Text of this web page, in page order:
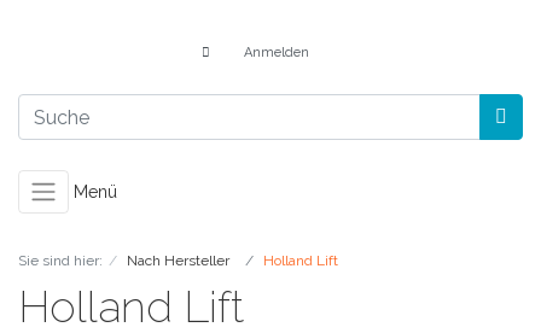
Anmelden
Menü
Sie sind hier: Nach Hersteller Holland Lift
Holland Lift